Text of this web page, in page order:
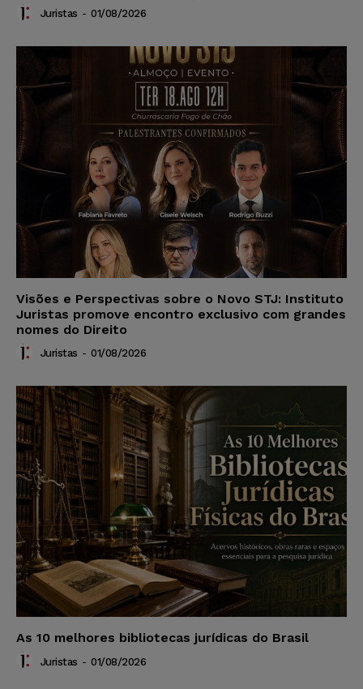
Juristas - 01/08/2026
Visões e Perspectivas sobre o Novo STJ: Instituto
Juristas promove encontro exclusivo com grandes
nomes do Direito
Juristas - 01/08/2026
As 10 melhores bibliotecas jurídicas do Brasil
Juristas - 01/08/2026